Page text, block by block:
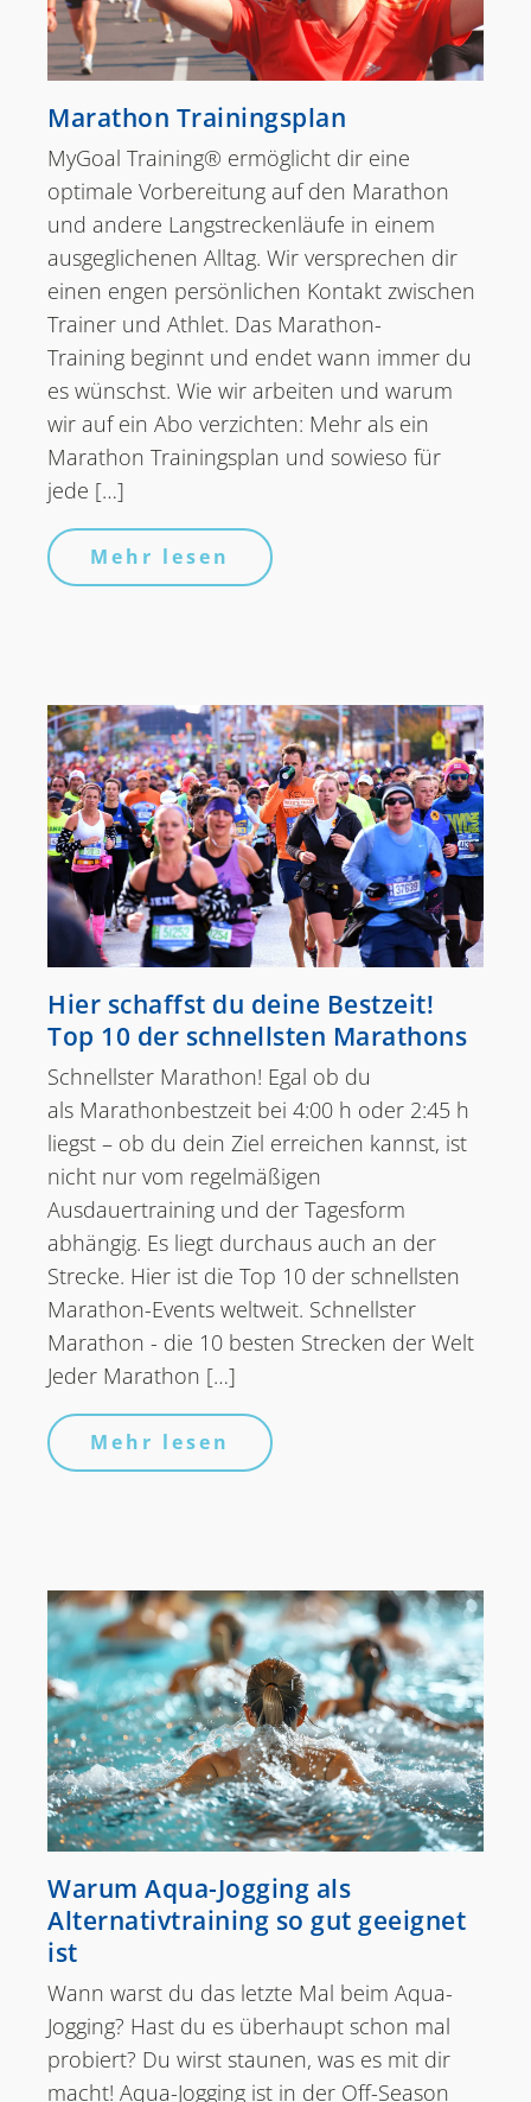
Marathon Trainingsplan
MyGoal Training® ermöglicht dir eine
optimale Vorbereitung auf den Marathon
und andere Langstreckenläufe in einem
ausgeglichenen Alltag. Wir versprechen dir
einen engen persönlichen Kontakt zwischen
Trainer und Athlet. Das Marathon-
Training beginnt und endet wann immer du
es wünschst. Wie wir arbeiten und warum
wir auf ein Abo verzichten: Mehr als ein
Marathon Trainingsplan und sowieso für
jede […]
Mehr lesen
Hier schaffst du deine Bestzeit!
Top 10 der schnellsten Marathons
Schnellster Marathon! Egal ob du
als Marathonbestzeit bei 4:00 h oder 2:45 h
liegst – ob du dein Ziel erreichen kannst, ist
nicht nur vom regelmäßigen
Ausdauertraining und der Tagesform
abhängig. Es liegt durchaus auch an der
Strecke. Hier ist die Top 10 der schnellsten
Marathon-Events weltweit. Schnellster
Marathon - die 10 besten Strecken der Welt
Jeder Marathon […]
Mehr lesen
Warum Aqua-Jogging als
Alternativtraining so gut geeignet
ist
Wann warst du das letzte Mal beim Aqua-
Jogging? Hast du es überhaupt schon mal
probiert? Du wirst staunen, was es mit dir
macht! Aqua-Jogging ist in der Off-Season